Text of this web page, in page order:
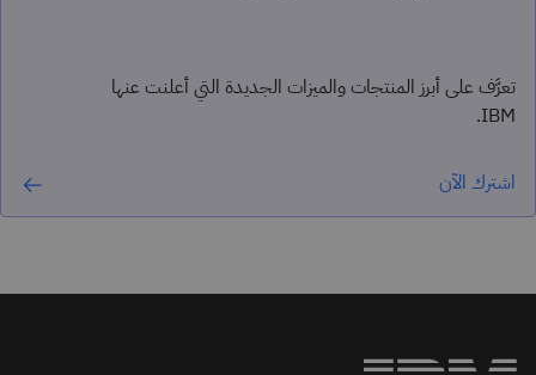
تعرَّف على أبرز المنتجات والميزات الجديدة التي أعلنت عنها
IBM.
اشترك الآن